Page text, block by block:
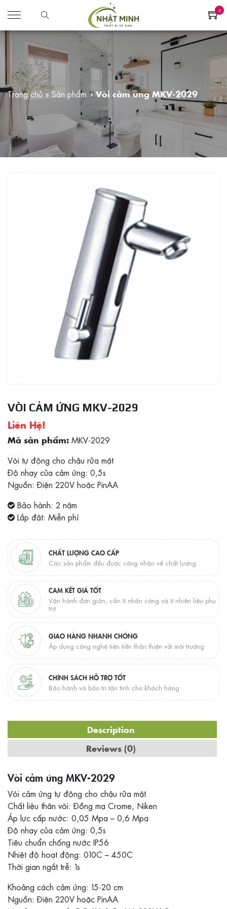
0
Trang chủ» Sản phẩm »Vòi cảm ứng MKV-2029
VÒI CẢM ỨNG MKV-2029
Liên Hệ!
Mã sản phẩm: MKV-2029
Vòi tự động cho chậu rửa mặt
Độ nhạy của cảm ứng: 0,5s
Nguồn: Điện 220V hoặc PinAA
Bảo hành: 2 năm
Lắp đặt: Miễn phí
CHẤT LƯỢNG CAO CẤP
Các sản phẩm đều được công nhận về chất lượng
CAM KẾT GIÁ TỐT
Vận hành đơn giản, cần ít nhân công và ít nhiên liệu phụ
trợ
GIAO HÀNG NHANH CHÓNG
Áp dụng công nghệ tiên tiến thân thiện với môi trường
CHÍNH SÁCH HỖ TRỢ TỐT
Bảo hành và bảo trì tận tình cho khách hàng
Description
Reviews (0)
Vòi cảm ứng MKV-2029
Vòi cảm ứng tự động cho chậu rửa mặt
Chất liệu thân vòi: Đồng mạ Crome, Niken
Áp lực cấp nước: 0,05 Mpa – 0,6 Mpa
Độ nhạy của cảm ứng: 0,5s
Tiêu chuẩn chống nước IP56
Nhiệt độ hoạt động: 010C – 450C
Thời gian ngắt trễ: 1s
Khoảng cách cảm ứng: 15-20 cm
Nguồn: Điện 220V hoặc PinAA